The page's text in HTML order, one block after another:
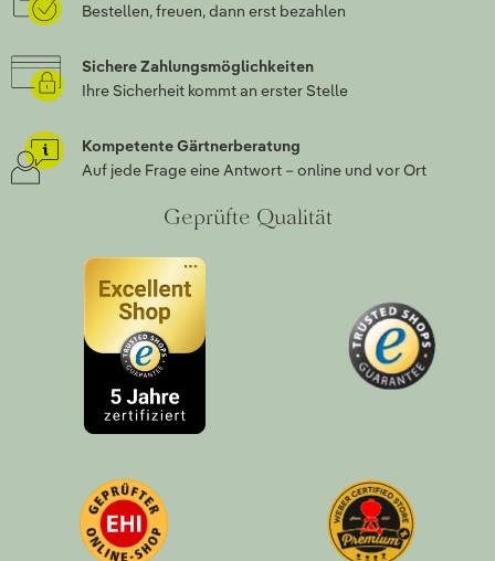
Bestellen, freuen, dann erst bezahlen
Sichere Zahlungsmöglichkeiten
Ihre Sicherheit kommt an erster Stelle
Kompetente Gärtnerberatung
Auf jede Frage eine Antwort – online und vor Ort
Geprüfte Qualität